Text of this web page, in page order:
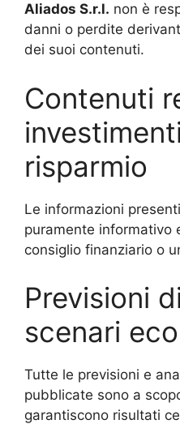
Aliados S.r.l. non è
danni o perdite
dei suoi contenuti.
Contenuti
risparmio
Le informazioni
puramente informativo
consiglio finanziario o
Previsioni
scenari
Tutte le previsioni e
pubblicate sono a
garantiscono risultati